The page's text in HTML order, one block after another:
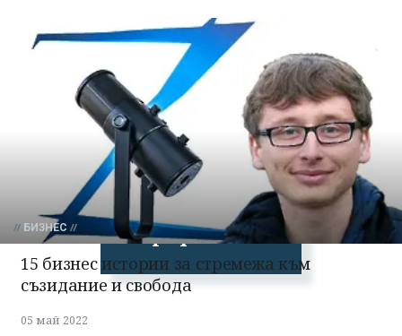
Успешно
излязохте от
профила си!
БИЗНЕС
15 бизнес истории за стремежа към
съзидание и свобода
05 май 2022